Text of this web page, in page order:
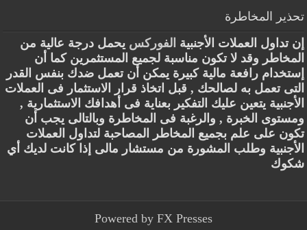
تحذير المخاطرة
إن تداول العملات الأجنبية الفوركس يحمل درجة عالية من
المخاطر وقد لا تكون مناسبة لجميع المستثمرين كما أن
إستخدام رافعة مالية كبيرة يمكن أن تعمل ضدك بنفس القدر
التى تعمل به لصالحك , قبل اتخاذ قرار الاستثمار فى العملات
الأجنبية يتعين عليك التفكير بعناية فى أهدافك الاستثمارية ,
ومستوى الخبرة , والرغبة فى المخاطرة وبالتالى يجب أن
تكون على علم بجميع المخاطر المصاحبة لتداول العملات
الأجنبية وطلب المشورة من مستشار مالى إذا كانت لديك أي
شكوك
Powered by FX Presses